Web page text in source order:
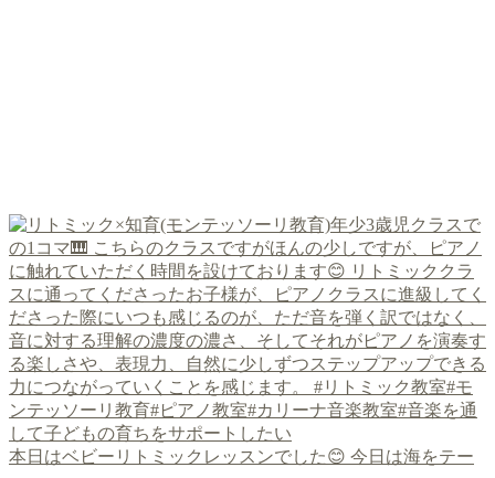
本日はベビーリトミックレッスンでした😊 今日は海をテー